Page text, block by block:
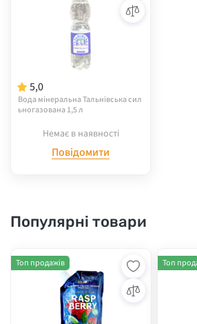
5,0
Вода мінеральна Тальнівська сил
ьногазована 1,5 л
Немає в наявності
Повідомити
Популярні товари
Топ продажів Топ